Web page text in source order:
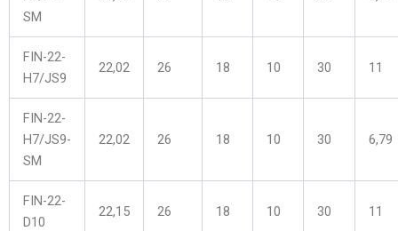
SM
FIN-22-
H7/JS9
22,02 26 18 10 30 11
FIN-22-
H7/JS9-
SM
22,02 26 18 10 30 6,79
FIN-22-
D10
22,15 26 18 10 30 11